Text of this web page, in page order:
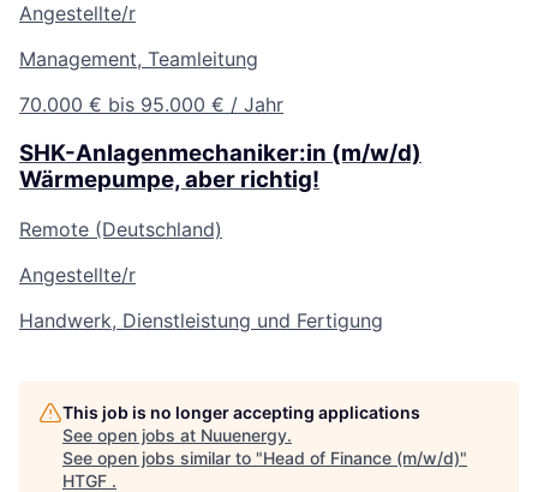
Angestellte/r
Management, Teamleitung
70.000 € bis 95.000 € / Jahr
SHK-Anlagenmechaniker:in (m/w/d)
Wärmepumpe, aber richtig!
Remote (Deutschland)
Angestellte/r
Handwerk, Dienstleistung und Fertigung
This job is no longer accepting applications
See open jobs at Nuuenergy.
See open jobs similar to "Head of Finance (m/w/d)"
HTGF .